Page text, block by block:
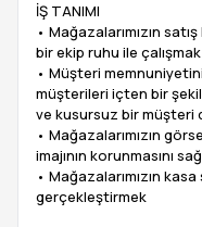
İŞ TANIMI
• Mağazalarımızın
bir ekip ruhu ile çalışmak
• Müşteri
müşterileri içten bir
ve kusursuz bir müşteri
• Mağazalarımızın
imajının korunmasını
• Mağazalarımızın
gerçekleştirmek